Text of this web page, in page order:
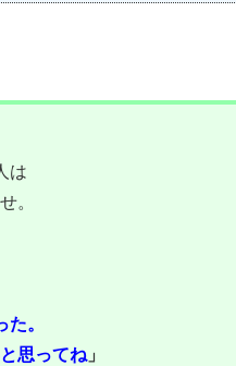
は
。
。
思ってね 」